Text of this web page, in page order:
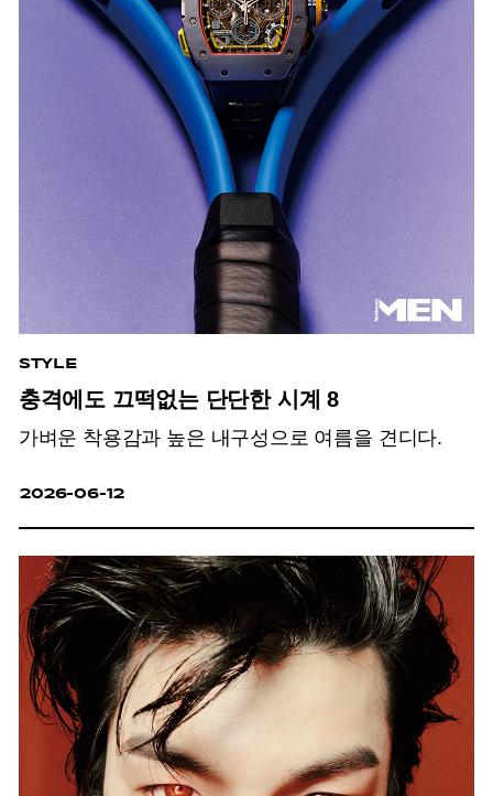
STYLE
충격에도 끄떡없는 단단한 시계 8
가벼운 착용감과 높은 내구성으로 여름을 견디다.
2026-06-12